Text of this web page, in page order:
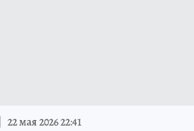
22 мая 2026 22:41